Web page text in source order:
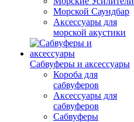
Морской Cаундбар
Аксессуары для
морской акустики
Сабвуферы и аксессуары
Короба для
сабвуферов
Аксессуары для
сабвуферов
Сабвуферы